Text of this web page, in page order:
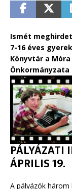
Ismét
7-16 éves
Könyvtár a
PÁLYÁZATI
ÁPRILIS 19.
A pályázók